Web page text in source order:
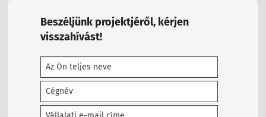
Beszéljünk projektjéről, kérjen
visszahívást!